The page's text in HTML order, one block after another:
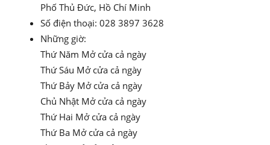
Phố Thủ Đức, Hồ Chí Minh
Số điện thoại: 028 3897 3628
Những giờ:
Thứ Năm Mở cửa cả ngày
Thứ Sáu Mở cửa cả ngày
Thứ Bảy Mở cửa cả ngày
Chủ Nhật Mở cửa cả ngày
Thứ Hai Mở cửa cả ngày
Thứ Ba Mở cửa cả ngày